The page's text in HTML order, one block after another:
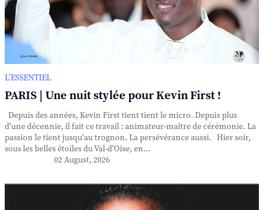
L’ESSENTIEL
PARIS | Une nuit stylée pour Kevin First !
Depuis des années, Kevin First tient tient le micro. Depuis plus
d'une décennie, il fait ce travail : animateur-maître de cérémonie. La
passion le tient jusqu'au trognon. La persévérance aussi. Hier soir,
sous les belles étoiles du Val-d'Oise, en...
02 August, 2026